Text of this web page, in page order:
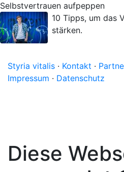
Selbstvertrauen aufpeppen
10 Tipps, um das
stärken.
Styria vitalis · Kontakt ·
Impressum · Datenschutz
Diese